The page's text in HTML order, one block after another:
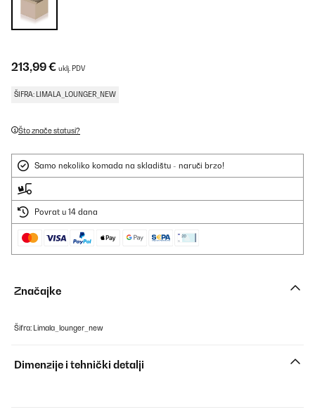
213,99 € uklj. PDV
ŠIFRA: LIMALA_LOUNGER_NEW
Što znače statusi?
Samo nekoliko komada na skladištu - naruči brzo!
Povrat u 14 dana
Značajke
Šifra: Limala_lounger_new
Dimenzije i tehnički detalji